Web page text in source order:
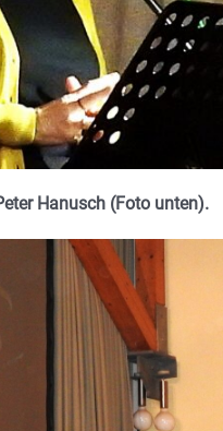
Hanusch (Foto unten).